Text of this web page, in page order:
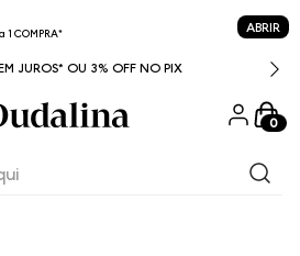
1 COMPRA* ABRIR
JUROS* OU 3% OFF NO PIX
0